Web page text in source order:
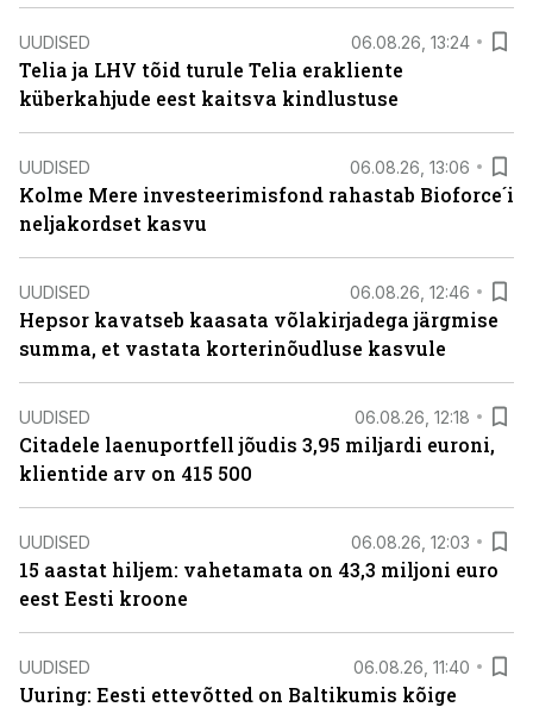
UUDISED 06.08.26, 13:24
Telia ja LHV tõid turule Telia erakliente
küberkahjude eest kaitsva kindlustuse
UUDISED 06.08.26, 13:06
Kolme Mere investeerimisfond rahastab Bioforce´i
neljakordset kasvu
UUDISED 06.08.26, 12:46
Hepsor kavatseb kaasata võlakirjadega järgmise
summa, et vastata korterinõudluse kasvule
UUDISED 06.08.26, 12:18
Citadele laenuportfell jõudis 3,95 miljardi euroni,
klientide arv on 415 500
UUDISED 06.08.26, 12:03
15 aastat hiljem: vahetamata on 43,3 miljoni euro
eest Eesti kroone
UUDISED 06.08.26, 11:40
Uuring: Eesti ettevõtted on Baltikumis kõige